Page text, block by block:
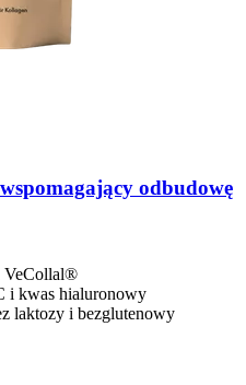
odbudowę
VeCollal®
i kwas hialuronowy
laktozy i bezglutenowy